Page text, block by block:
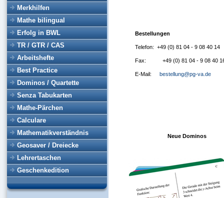
Merkhilfen
Mathe bilingual
Erfolg in BWL
TR / GTR / CAS
Arbeitshefte
Best Practice
Dominos / Quartette
Senza Tabukarten
Mathe-Pärchen
Calculare
Mathematikverständnis
Geosaver / Dreiecke
Lehrertaschen
Geschenkedition
Bestellungen
Telefon: +49 (0) 81 04 - 9 08 40 14
Fax: +49 (0) 81 04 - 9 08 40
E-Mail: bestellung@pg-va.de
Neue Dominos